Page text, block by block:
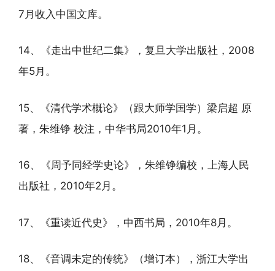
7月收入中国文库。
14、《走出中世纪二集》，复旦大学出版社，2008
年5月。
15、《清代学术概论》（跟大师学国学）梁启超 原
著，朱维铮 校注，中华书局2010年1月。
16、《周予同经学史论》，朱维铮编校，上海人民
出版社，2010年2月。
17、《重读近代史》，中西书局，2010年8月。
18、《音调未定的传统》（增订本），浙江大学出